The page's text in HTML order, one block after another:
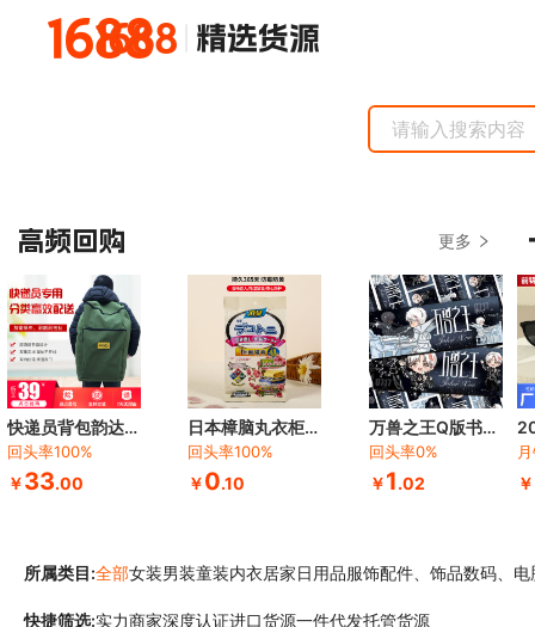
更多
快递员背包韵达申通圆通双肩包大号文件帆布袋中转袋大布袋子
回头率100%
￥33.00
日本樟脑丸衣柜防霉防虫防潮除味驱虫香薰室内防蟑螂衣服防蛀除湿
回头率100%
￥0.10
万兽之王Q版书签】薛之谦演唱会四巡谦友应援伸手互黑精美无料diy
回头率0%
￥1.02 ￥
所属类目:全部女装男装童装内衣居家日用品服饰配件、饰品数码、电
餐饮生鲜五金、工具电工电气纺织、皮革汽车用品
快捷筛选:实力商家深度认证进口货源一件代发托管货源